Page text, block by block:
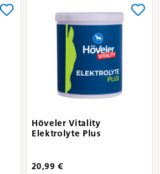
Höveler Vitality
Elektrolyte Plus
20,99 €